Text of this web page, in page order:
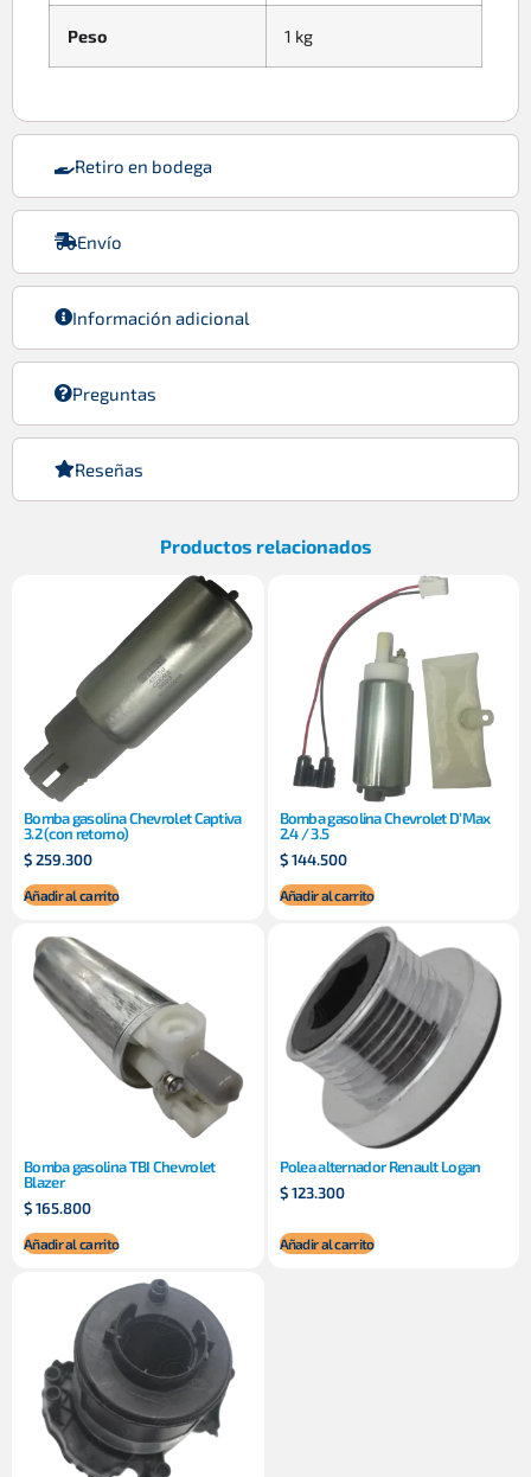
Retiro en bodega
Envío
Información adicional
Preguntas
Reseñas
Peso 1 kg
Productos relacionados
Bomba gasolina Chevrolet Captiva
3.2 (con retorno)
$259.300
Añadir al carrito
Bomba gasolina Chevrolet D’Max
2.4 / 3.5
$144.500
Añadir al carrito
Bomba gasolina TBI Chevrolet
Blazer
$165.800
Añadir al carrito
Polea alternador Renault Logan
$123.300
Añadir al carrito